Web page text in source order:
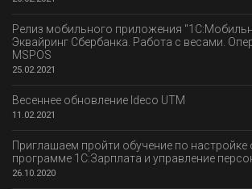
Релиз мобильного приложения
Эквайринг Сбербанка. Работа с весами.
MSPOS
25.02.2021
Весеннее обновление Ideco UTM
11.02.2021
Приглашаем пройти обучение по настройке
программе 1С:Зарплата и управление
26.10.2020